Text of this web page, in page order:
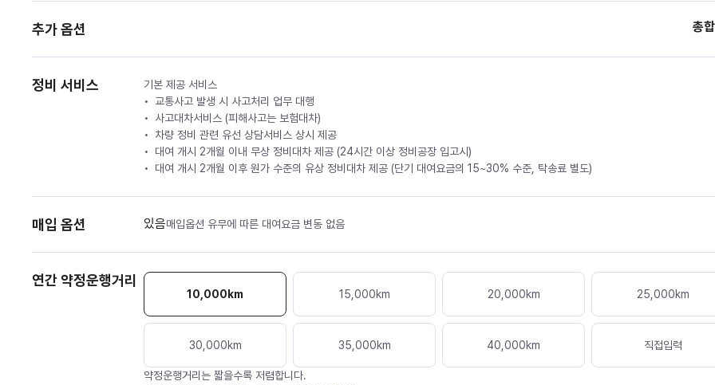
추가 옵션 총합
정비 서비스
기본 제공 서비스
교통사고 발생 시 사고처리 업무 대행
사고대차서비스 (피해사고는 보험대차)
차량 정비 관련 유선 상담서비스 상시 제공
대여 개시 2개월 이내 무상 정비대차 제공 (24시간 이상 정비공장 입고시)
대여 개시 2개월 이후 원가 수준의 유상 정비대차 제공 (단기 대여요금의 15~30% 수준, 탁송료 별도)
매입 옵션 있음매입옵션 유무에 따른 대여요금 변동 없음
연간 약정운행거리
10,000 km 15,000km 20,000km 25,000km
30,000km 35,000km 40,000km 직접입력
약정운행거리는 짧을수록 저렴합니다.